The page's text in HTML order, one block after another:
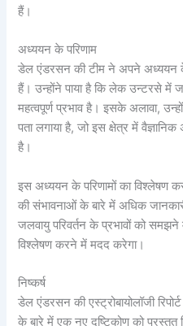
हैं।
अध्ययन के परिणाम
डेल एंडरसन की टीम ने अपने अध्ययन के
हैं। उन्होंने पाया है कि लेक उन्टरसे में
महत्वपूर्ण प्रभाव है। इसके अलावा,
पता लगाया है, जो इस क्षेत्र में
है।
इस अध्ययन के परिणामों का विश्लेषण
की संभावनाओं के बारे में अधिक
जलवायु परिवर्तन के प्रभावों को
विश्लेषण करने में मदद करेगा।
निष्कर्ष
डेल एंडरसन की एस्ट्रोबायोलॉजी
के बारे में एक नए दृष्टिकोण को